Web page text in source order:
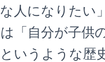
人になりたい
「自分が子供
いうような